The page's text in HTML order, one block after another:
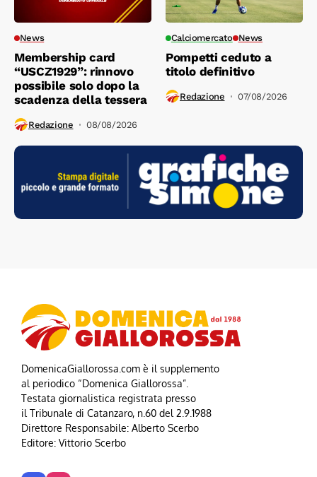
News
Membership card
“USCZ1929”: rinnovo
possibile solo dopo la
scadenza della tessera
Redazione 08/08/2026
Calciomercato News
Pompetti ceduto a
titolo definitivo
Redazione 07/08/2026
DomenicaGiallorossa.com è il supplemento
al periodico “Domenica Giallorossa”.
Testata giornalistica registrata presso
il Tribunale di Catanzaro, n.60 del 2.9.1988
Direttore Responsabile: Alberto Scerbo
Editore: Vittorio Scerbo